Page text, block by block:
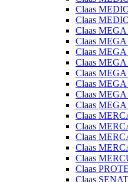
Claas
Claas
Claas MEGA
Claas MEGA
Claas MEGA
Claas MEGA
Claas MEGA
Claas MEGA
Claas MEGA
Claas MEGA
Claas
Claas
Claas
Claas
Claas
Claas
Claas